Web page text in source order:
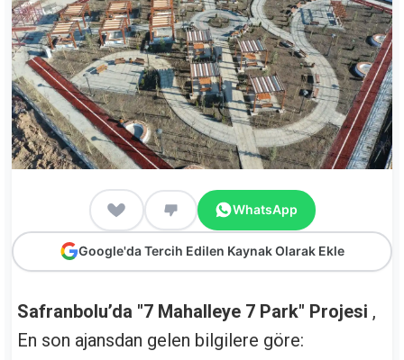
WhatsApp
Google'da Tercih Edilen Kaynak Olarak Ekle
Safranbolu’da "7 Mahalleye 7 Park" Projesi ,
En son ajansdan gelen bilgilere göre: